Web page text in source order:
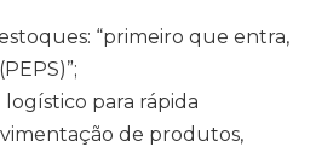
“primeiro que entra,
para rápida
de produtos,